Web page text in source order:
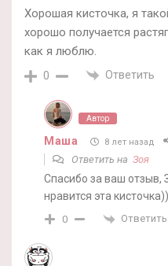
Хорошая кисточка, я
хорошо получается
как я люблю.
0 Ответить
Автор
Маша 8 лет назад
Ответить на Зоя
Спасибо за ваш
нравится эта кисточка))
0 Ответить